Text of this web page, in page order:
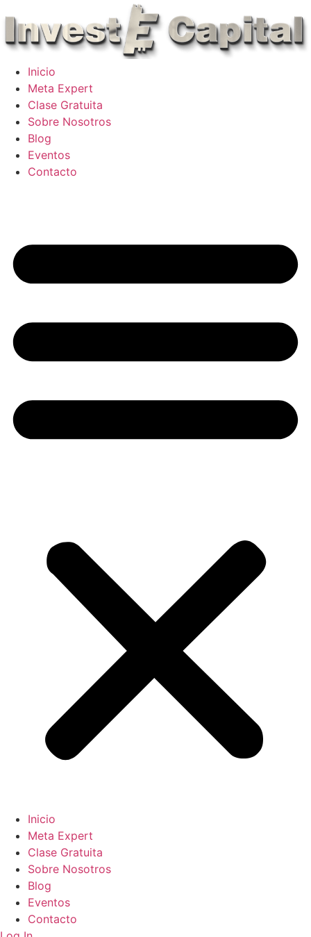
content
Inicio
Meta Expert
Clase Gratuita
Sobre Nosotros
Blog
Eventos
Contacto
Inicio
Meta Expert
Clase Gratuita
Sobre Nosotros
Blog
Eventos
Contacto